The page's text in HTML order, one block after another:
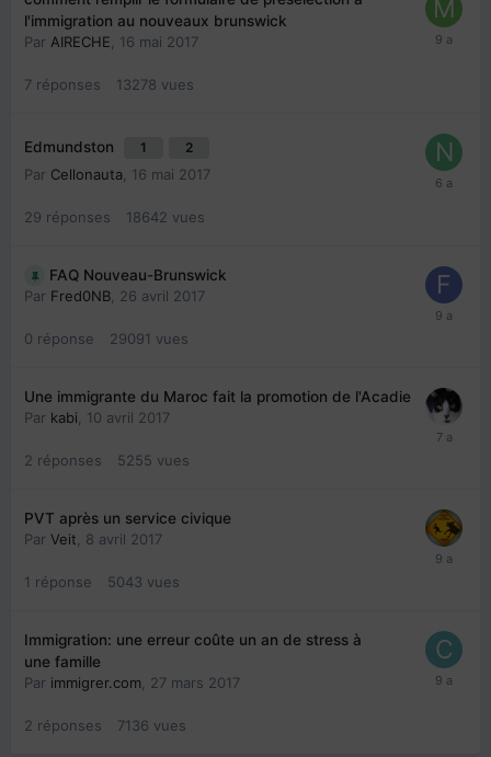
l'immigration au nouveaux brunswick
Par AIRECHE 16 mai 2017
7 réponses 13278 vues
Edmundston 1 2
Par Cellonauta 16 mai 2017
29 réponses 18642 vues
FAQ Nouveau-Brunswick
Par Fred0NB 26 avril 2017
0 réponse 29091 vues
Une immigrante du Maroc fait la promotion de l'Acadie
Par kabi 10 avril 2017
2 réponses 5255 vues
PVT après un service civique
Par Veit 8 avril 2017
1 réponse 5043 vues
Immigration: une erreur coûte un an de stress à
une famille
Par immigrer.com 27 mars 2017
2 réponses 7136 vues